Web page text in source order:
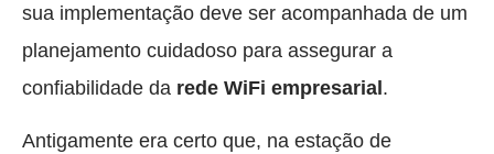
sua implementação deve ser acompanhada de um
planejamento cuidadoso para assegurar a
confiabilidade da rede WiFi empresarial.
Antigamente era certo que, na estação de